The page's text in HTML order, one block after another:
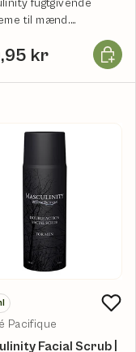
fugtgivende
til mænd.
huden uden
kr Læg i
Pacifique
Facial Scrub |